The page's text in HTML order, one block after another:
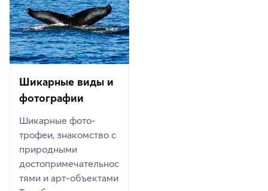
Шикарные виды и
фотографии
Шикарные фото-
трофеи, знакомство с
природными
достопримечательнос
тями и арт-объектами